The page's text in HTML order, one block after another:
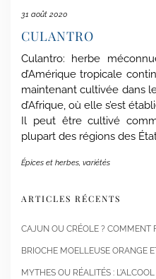
31 août 2020
CULANTRO
Culantro: herbe
d’Amérique tropicale
maintenant cultivée dans
d’Afrique, où elle s’est
Il peut être cultivé
plupart des régions des
Épices et herbes, variétés
ARTICLES RÉCENTS
CAJUN OU CRÉOLE ? COMMENT
BRIOCHE MOELLEUSE ORANGE
MYTHES OU RÉALITÉS :